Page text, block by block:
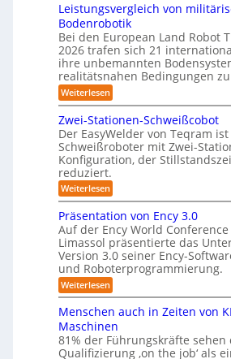
r
6
m
3
D
-
S
t
e
r
e
o
-
K
a
m
r
a
s
y
s
t
e
m
u
t
t
l
e
-
S
y
s
t
e
m
f
ü
r
R
e
i
n
r
ä
u
m
Leistungsvergleich von
Bodenrobotik
Bei den European Land Robot
2026 trafen sich 21
ihre unbemannten
realitätsnahen Bedingungen
Weiterlesen:
L
e
i
s
t
u
g
s
v
e
r
g
l
e
i
c
h
v
o
n
m
i
Zwei-Stationen-Schweißcobot
Der EasyWelder von Teqram
Schweißroboter mit Zwei-
Konfiguration, der
reduziert.
Weiterlesen:
Z
w
e
i
-
S
t
a
t
i
o
n
e
n
Präsentation von Ency 3.0
Auf der Ency World
Limassol präsentierte das
Version 3.0 seiner Ency-
und Roboterprogrammierung.
Weiterlesen:
P
ä
s
e
n
Menschen auch in Zeiten von
Maschinen
81% der Führungskräfte sehen
Qualifizierung ‚on the job‘ als